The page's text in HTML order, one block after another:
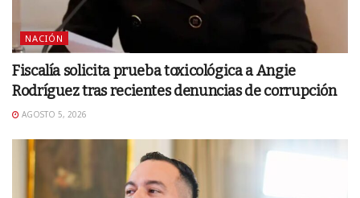
NACIÓN
Fiscalía solicita prueba toxicológica a Angie
Rodríguez tras recientes denuncias de corrupción
AGOSTO 5, 2026